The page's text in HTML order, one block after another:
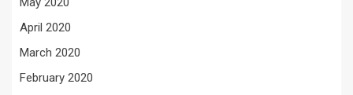
April 2020
March 2020
February 2020